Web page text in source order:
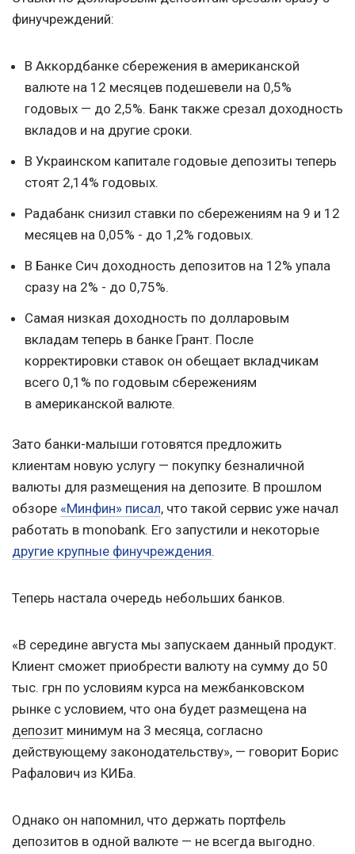
финучреждений:
В Аккордбанке сбережения в американской
валюте на 12 месяцев подешевели на 0,5%
годовых — до 2,5%. Банк также срезал доходность
вкладов и на другие сроки.
В Украинском капитале годовые депозиты теперь
стоят 2,14% годовых.
Радабанк снизил ставки по сбережениям на 9 и 12
месяцев на 0,05% - до 1,2% годовых.
В Банке Сич доходность депозитов на 12% упала
сразу на 2% - до 0,75%.
Самая низкая доходность по долларовым
вкладам теперь в банке Грант. После
корректировки ставок он обещает вкладчикам
всего 0,1% по годовым сбережениям
в американской валюте.
Зато банки-малыши готовятся предложить
клиентам новую услугу — покупку безналичной
валюты для размещения на депозите. В прошлом
обзоре «Минфин» писал, что такой сервис уже начал
работать в monobank. Его запустили и некоторые
другие крупные финучреждения.
Теперь настала очередь небольших банков.
«В середине августа мы запускаем данный продукт.
Клиент сможет приобрести валюту на сумму до 50
тыс. грн по условиям курса на межбанковском
рынке с условием, что она будет размещена на
депозит минимум на 3 месяца, согласно
действующему законодательству», — говорит Борис
Рафалович из КИБа.
Однако он напомнил, что держать портфель
депозитов в одной валюте — не всегда выгодно.